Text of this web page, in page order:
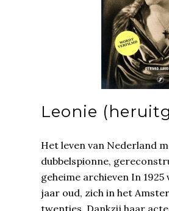
Leonie
Het leven van Nederland
dubbelspionne,
geheime archieven In
jaar oud, zich in het